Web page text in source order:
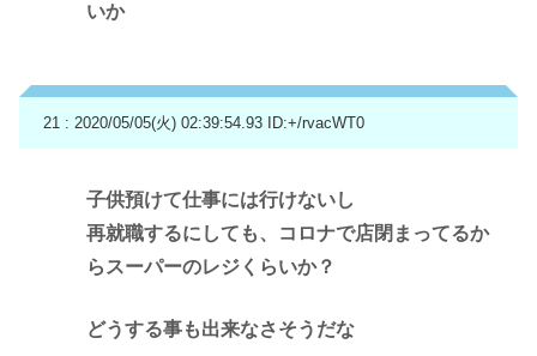
いか
21 : 2020/05/05(火) 02:39:54.93 ID:+/rvacWT0
子供預けて仕事には行けないし
再就職するにしても、コロナで店閉まってるか
らスーパーのレジくらいか？
どうする事も出来なさそうだな